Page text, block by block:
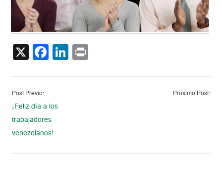
X Facebook
LinkedIn
Post Previo:
¡Feliz día a los
trabajadores
venezolanos!
Proximo Post: